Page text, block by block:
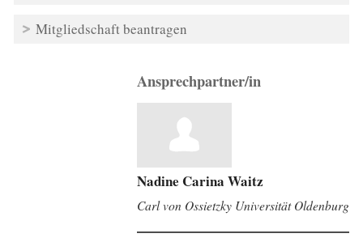
Mitgliedschaft beantragen
Ansprechpartner/in
Nadine Carina Waitz
Carl von Ossietzky Universität Oldenburg